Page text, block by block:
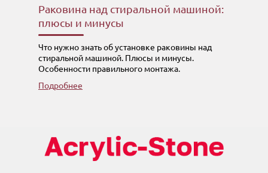
Раковина над стиральной машиной:
плюсы и минусы
Что нужно знать об установке раковины над
стиральной машиной. Плюсы и минусы.
Особенности правильного монтажа.
Подробнее